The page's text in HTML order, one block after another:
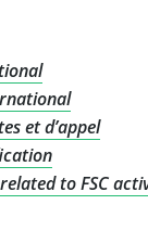
et d’appel
to FSC